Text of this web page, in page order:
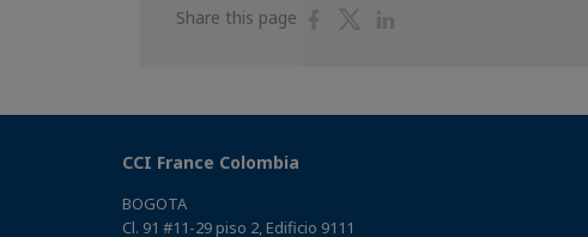
Share this page
ShareShare
CCI France Colombia
BOGOTA
Cl. 91 #11-29 piso 2, Edificio 9111